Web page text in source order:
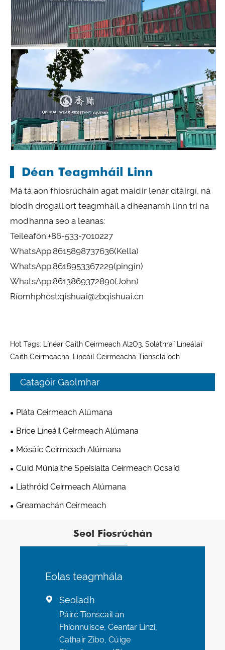
Déan Teagmháil Linn
Má tá aon fhiosrúcháin agat maidir lenár dtáirgí, ná
bíodh drogall ort teagmháil a dhéanamh linn trí na
modhanna seo a leanas:
Teileafón:+86-533-7010227
WhatsApp:8615898737636(Kella)
WhatsApp:8618953367229(pingin)
WhatsApp:8613869372890(John)
Ríomhphost:qishuai@zbqishuai.cn
Hot Tags: Línéar Caith Ceirmeach Al2O3, Soláthraí Líneálaí
Caith Ceirmeacha, Líneáil Ceirmeacha Tionsclaíoch
Catagóir Gaolmhar
Pláta Ceirmeach Alúmana
Bríce Líneáil Ceirmeach Alúmana
Mósáic Ceirmeach Alúmana
Cuid Múnlaithe Speisialta Ceirmeach Ocsaíd
Liathróid Ceirmeach Alúmana
Greamachán Ceirmeach
Seol Fiosrúchán
Eolas teagmhála
 Seoladh
Páirc Tionscail an
Fhionnuisce, Ceantar Linzi,
Cathair Zibo, Cúige